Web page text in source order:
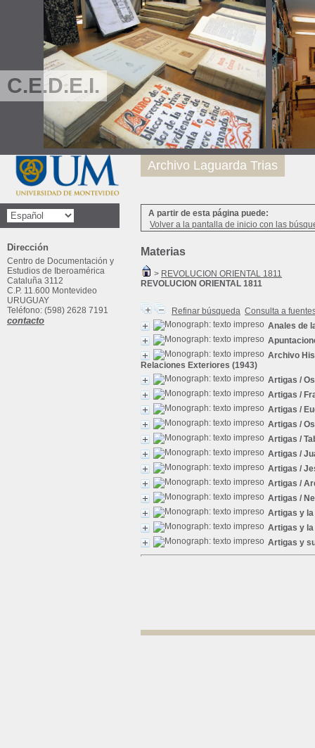
C.E.D.E.I.
A partir de esta página puede:
Volver a la pantalla de inicio con las
Materias
> REVOLUCION ORIENTAL 1811
REVOLUCION ORIENTAL 1811
Refinar búsqueda Consulta a
Anales de
Archivo
Relaciones Exteriores (1943)
Artigas /
Artigas /
Artigas /
Artigas /
Artigas /
Artigas /
Artigas /
Artigas /
Artigas /
Artigas y
Artigas y
Artigas y
Archivo Laguarda Trias
Dirección
Centro de Documentación y
Estudios de Iberoamérica
Cataluña 3112
C.P. 11.600 Montevideo
URUGUAY
Teléfono: (598) 2628 7191
contacto